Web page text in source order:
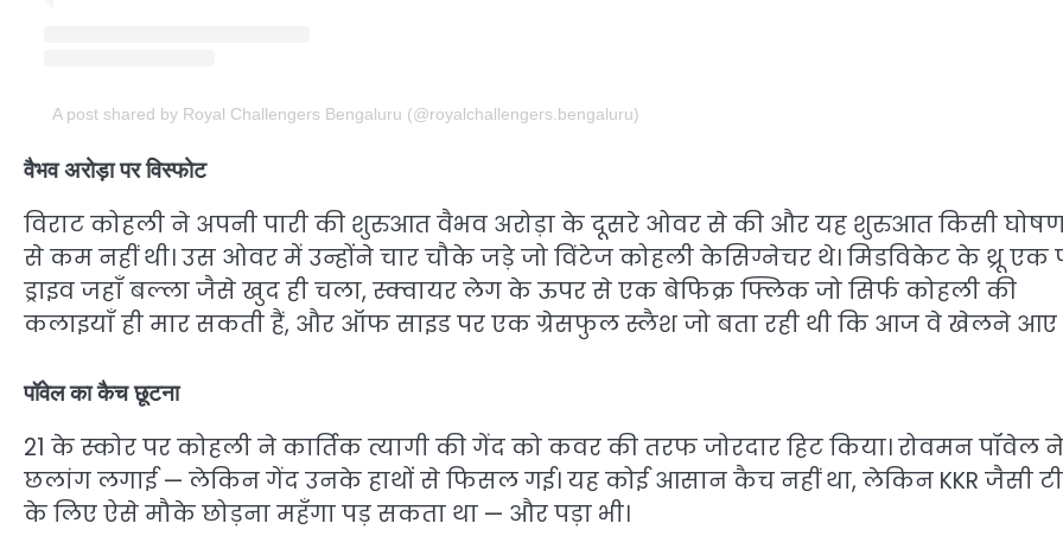
A post shared by Royal Challengers Bengaluru (@royalchallengers.bengaluru)
वैभव अरोड़ा पर विस्फोट
विराट कोहली ने अपनी पारी की शुरुआत वैभव अरोड़ा के दूसरे ओवर से की और यह शुरुआत किसी
से कम नहीं थी। उस ओवर में उन्होंने चार चौके जड़े जो विंटेज कोहली केसिग्नेचर थे। मिडविकेट के थ्रू एक
ड्राइव जहाँ बल्ला जैसे खुद ही चला, स्क्वायर लेग के ऊपर से एक बेफिक्र फ्लिक जो सिर्फ कोहली की
कलाइयाँ ही मार सकती हैं, और ऑफ साइड पर एक ग्रेसफुल स्लैश जो बता रही थी कि आज वे खेलने आए
पॉवेल का कैच छूटना
21 के स्कोर पर कोहली ने कार्तिक त्यागी की गेंद को कवर की तरफ जोरदार हिट किया। रोवमन पॉवेल ने
छलांग लगाई — लेकिन गेंद उनके हाथों से फिसल गई। यह कोई आसान कैच नहीं था, लेकिन KKR जैसी
के लिए ऐसे मौके छोड़ना महँगा पड़ सकता था — और पड़ा भी।